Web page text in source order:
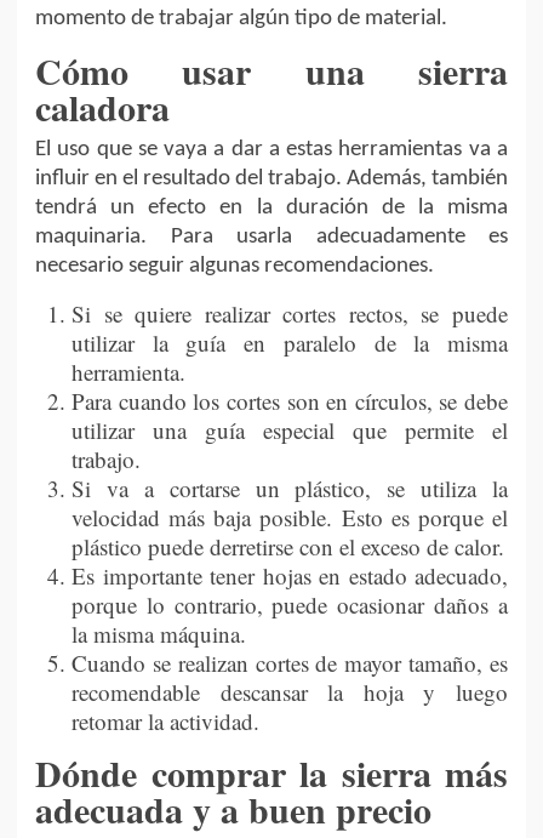
momento de trabajar algún tipo de material.
Cómo usar una sierra
caladora
El uso que se vaya a dar a estas herramientas va a
influir en el resultado del trabajo. Además, también
tendrá un efecto en la duración de la misma
maquinaria. Para usarla adecuadamente es
necesario seguir algunas recomendaciones.
Si se quiere realizar cortes rectos, se puede
utilizar la guía en paralelo de la misma
herramienta.
Para cuando los cortes son en círculos, se debe
utilizar una guía especial que permite el
trabajo.
Si va a cortarse un plástico, se utiliza la
velocidad más baja posible. Esto es porque el
plástico puede derretirse con el exceso de calor.
Es importante tener hojas en estado adecuado,
porque lo contrario, puede ocasionar daños a
la misma máquina.
Cuando se realizan cortes de mayor tamaño, es
recomendable descansar la hoja y luego
retomar la actividad.
Dónde comprar la sierra más
adecuada y a buen precio